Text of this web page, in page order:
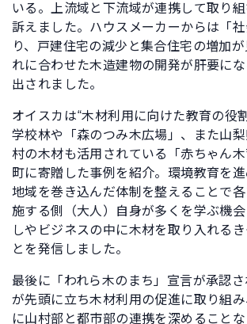
いる。上流域と下流域が連携して取り
訴えました。ハウスメーカーからは「
り、戸建住宅の減少と集合住宅の増加
れに合わせた木造建物の開発が肝要に
出されました。
オイスカは“木材利用に向けた教育の役
学校林や「森のつみ木広場」、また山
村の木材も活用されている「赤ちゃん
町に寄贈した事例を紹介。環境教育を進
地域を巻き込んだ体制を整えることで
施する側（大人）自身が多くを学ぶ機
しやビジネスの中に木材を取り入れる
とを発信しました。
最後に「われら木のまち」宣言が承認
が先頭に立ち木材利用の促進に取り組
に山村部と都市部の連携を深めること